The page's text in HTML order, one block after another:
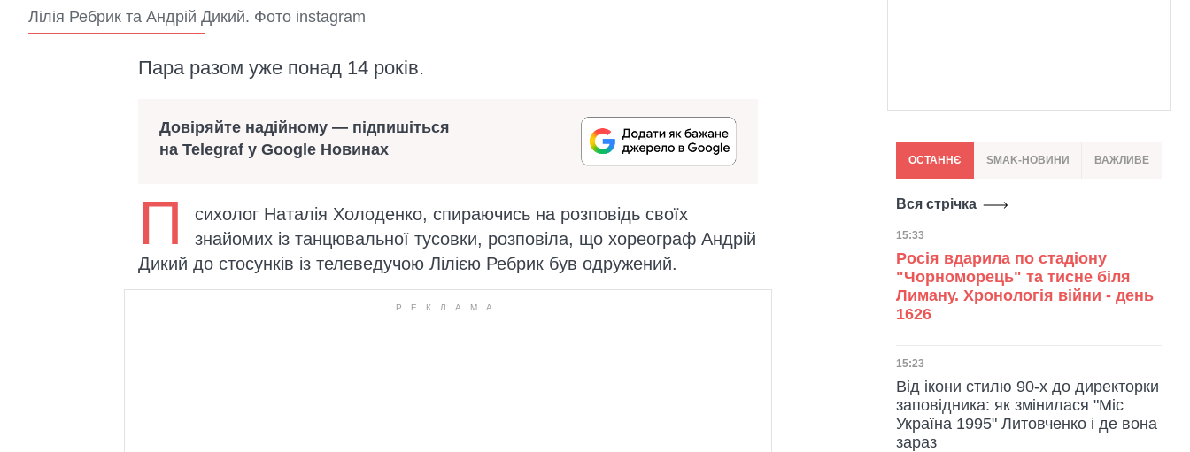
Лілія Ребрик та Андрій Дикий. Фото instagram
Пара разом уже понад 14 років.
Довіряйте надійному — підпишіться
на Telegraf у Google Новинах
П
сихолог Наталія Холоденко, спираючись на розповідь своїх
знайомих із танцювальної тусовки, розповіла, що хореограф Андрій
Дикий до стосунків із телеведучою Лілією Ребрик був одружений.
ОСТАННЄ SMAK-НОВИНИ ВАЖЛИВЕ
Вся стрічка
Дата публікації
15:33
Росія вдарила по стадіону
"Чорноморець" та тисне біля
Лиману. Хронологія війни - день
1626
Дата публікації
15:23
Від ікони стилю 90-х до директорки
заповідника: як змінилася "Міс
Україна 1995" Литовченко і де вона
зараз